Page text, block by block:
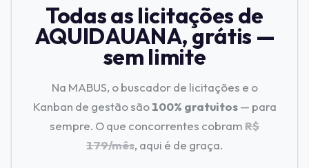
Todas as licitações de
AQUIDAUANA, grátis —
sem limite
Na MABUS, o buscador de licitações e o
Kanban de gestão são100% gratuitos— para
sempre. O que concorrentes cobramR$
179/mês, aqui é de graça.